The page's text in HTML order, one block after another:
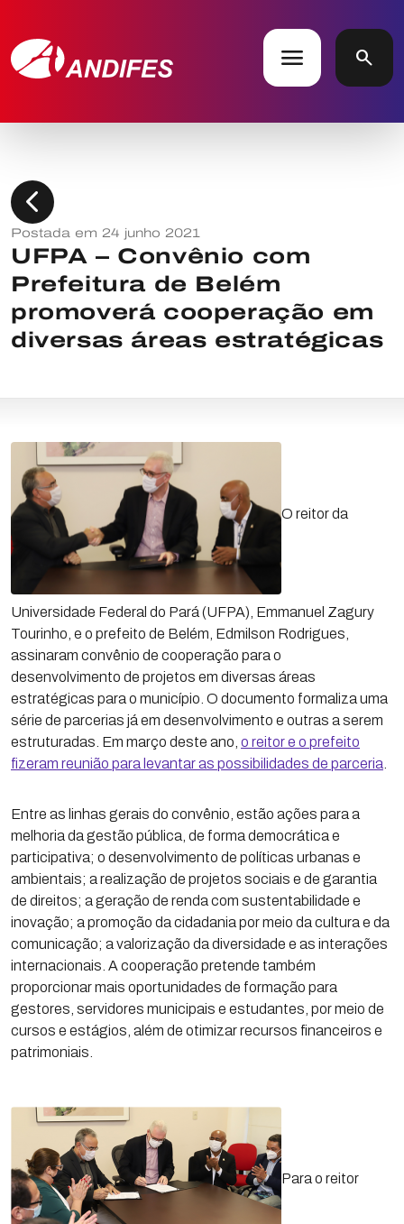
menu search
chevron_left
Postada em 24 junho 2021
UFPA – Convênio com
Prefeitura de Belém
promoverá cooperação em
diversas áreas estratégicas
O reitor da
Universidade Federal do Pará (UFPA), Emmanuel Zagury
Tourinho, e o prefeito de Belém, Edmilson Rodrigues,
assinaram convênio de cooperação para o
desenvolvimento de projetos em diversas áreas
estratégicas para o município. O documento formaliza uma
série de parcerias já em desenvolvimento e outras a serem
estruturadas. Em março deste ano, o reitor e o prefeito
fizeram reunião para levantar as possibilidades de parceria
Entre as linhas gerais do convênio, estão ações para a
melhoria da gestão pública, de forma democrática e
participativa; o desenvolvimento de políticas urbanas e
ambientais; a realização de projetos sociais e de garantia
de direitos; a geração de renda com sustentabilidade e
inovação; a promoção da cidadania por meio da cultura e da
comunicação; a valorização da diversidade e as interações
internacionais. A cooperação pretende também
proporcionar mais oportunidades de formação para
gestores, servidores municipais e estudantes, por meio de
cursos e estágios, além de otimizar recursos financeiros e
patrimoniais.
Para o reitor